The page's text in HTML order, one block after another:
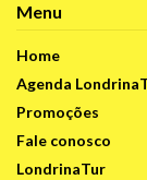
Menu
Home
Agenda
Promoções
Fale conosco
LondrinaTur